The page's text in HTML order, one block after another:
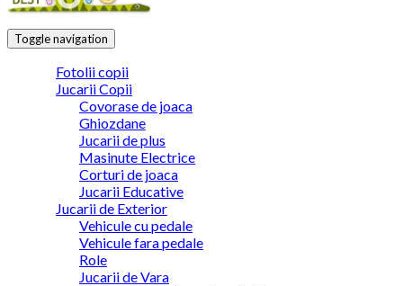
Toggle navigation
Fotolii copii
Jucarii Copii
Covorase de joaca
Ghiozdane
Jucarii de plus
Masinute Electrice
Corturi de joaca
Jucarii Educative
Jucarii de Exterior
Vehicule cu pedale
Vehicule fara pedale
Role
Jucarii de Vara